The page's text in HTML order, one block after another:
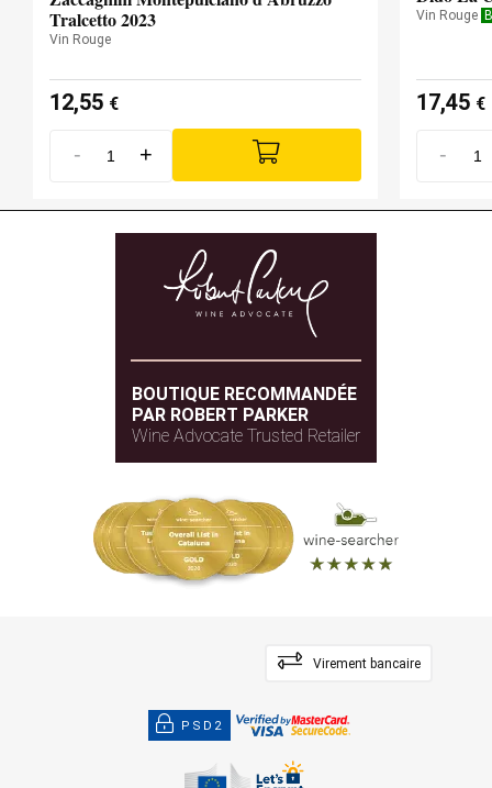
Tralcetto 2023
Vin Rouge
12,55 €
- +
Vin Rouge
17,45 €
-
BOUTIQUE RECOMMANDÉE
PAR ROBERT PARKER
Wine Advocate Trusted Retailer
Virement bancaire
PSD2